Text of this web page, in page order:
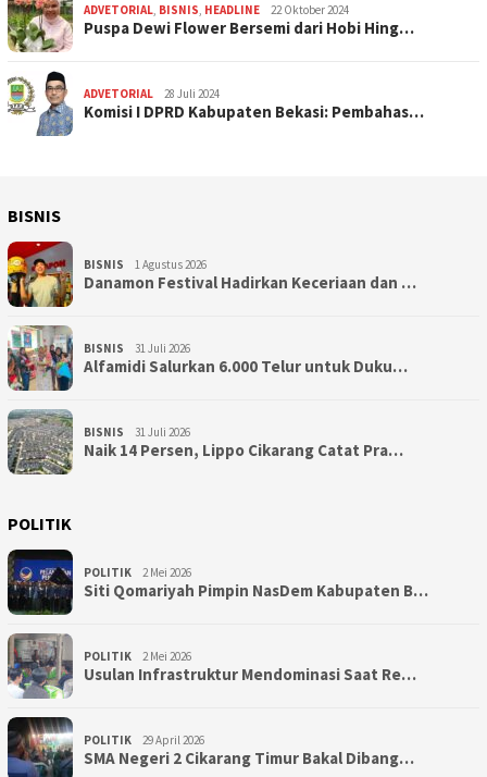
ADVETORIAL BISNIS HEADLINE 22 Oktober 2024
Puspa Dewi Flower Bersemi dari Hobi Hing…
ADVETORIAL 28 Juli 2024
Komisi I DPRD Kabupaten Bekasi: Pembahas…
BISNIS
BISNIS 1 Agustus 2026
Danamon Festival Hadirkan Keceriaan dan …
BISNIS 31 Juli 2026
Alfamidi Salurkan 6.000 Telur untuk Duku…
BISNIS 31 Juli 2026
Naik 14 Persen, Lippo Cikarang Catat Pra…
POLITIK
POLITIK 2 Mei 2026
Siti Qomariyah Pimpin NasDem Kabupaten B…
POLITIK 2 Mei 2026
Usulan Infrastruktur Mendominasi Saat Re…
POLITIK 29 April 2026
SMA Negeri 2 Cikarang Timur Bakal Dibang…